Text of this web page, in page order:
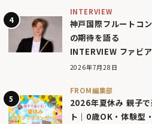
INTERVIEW
神戸国際フルートコ
の期待を語る
INTERVIEW ファビ
2026年7月28日
FROM編集部
2026年夏休み 親子
ト｜0歳OK・体験型